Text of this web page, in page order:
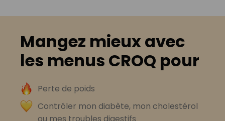
Mangez mieux avec
les menus CROQ pour
Perte de poids
Contrôler mon diabète, mon cholestérol